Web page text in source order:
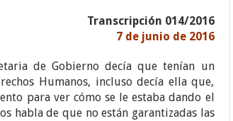
Transcripción 014/2016
7 de junio de 2016
de Gobierno decía que tenían un
Humanos, incluso decía ella que,
para ver cómo se le estaba dando el
habla de que no están garantizadas las